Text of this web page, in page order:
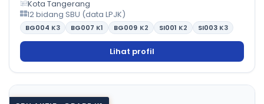
Kota Tangerang
12 bidang SBU (data LPJK)
BG004 K3 BG007 K1 BG009 K2 SI001 K2 SI003 K3
Lihat profil